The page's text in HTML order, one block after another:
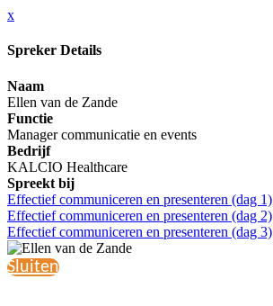
x
Spreker Details
Naam
Ellen van de Zande
Functie
Manager communicatie en events
Bedrijf
KALCIO Healthcare
Spreekt bij
Effectief communiceren en presenteren (dag 1)
Effectief communiceren en presenteren (dag 2)
Effectief communiceren en presenteren (dag 3)
Sluiten